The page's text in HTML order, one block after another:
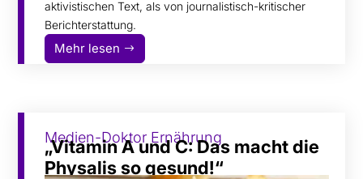
aktivistischen Text, als von journalistisch-kritischer
Berichterstattung.
Mehr lesen
Medien-Doktor Ernährung
„Vitamin A und C: Das macht die
Physalis so gesund!“